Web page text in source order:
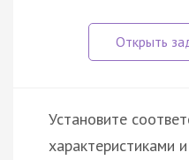
Установите
характеристиками